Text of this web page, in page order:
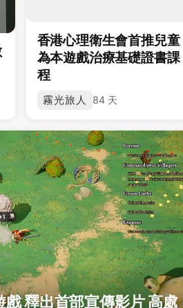
香港心理衛生會首推兒童
為本遊戲治療基礎證書課
程
霧光旅人 84 天
釋出首部宣傳影片 高處